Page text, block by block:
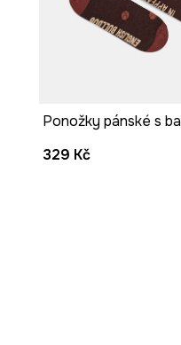
329 Kč